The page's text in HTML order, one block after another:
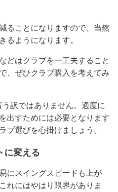
ることになりますので、当然
るようになります。
どはクラブを一工夫すること
、ぜひクラブ購入を考えてみ
訳ではありません。適度に
出すためには必要となります
ブ選びを心掛けましょう。
に変える
にスイングスピードも上が
れにはやはり限界がありま